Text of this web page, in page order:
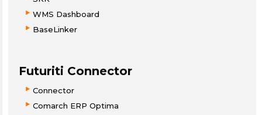
WMS Dashboard
BaseLinker
Futuriti Connector
Connector
Comarch ERP Optima